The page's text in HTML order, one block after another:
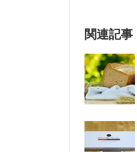
関連記事